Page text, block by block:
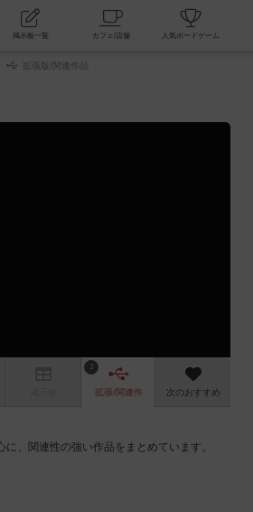
ミュニティ 掲示板一覧 カフェ/店舗
拡張版/関連作品
3
拡張/関連作 次のおすすめ
、関連性の強い作品をまとめています。